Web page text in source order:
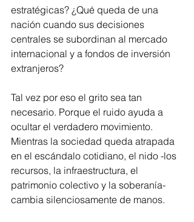
estratégicas? ¿Qué queda de una
nación cuando sus decisiones
centrales se subordinan al mercado
internacional y a fondos de inversión
extranjeros?
Tal vez por eso el grito sea tan
necesario. Porque el ruido ayuda a
ocultar el verdadero movimiento.
Mientras la sociedad queda atrapada
en el escándalo cotidiano, el nido -los
recursos, la infraestructura, el
patrimonio colectivo y la soberanía-
cambia silenciosamente de manos.